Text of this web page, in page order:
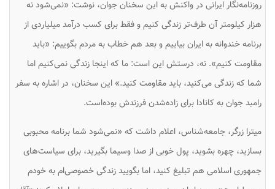
روزنامه‌نگار ایرانی در واکنش به این سخنان جوان، نوشت: «نمی‌شود نه
هزار کیلومتر آن طرف‌تر زندگی کنیم و فقط برای کسب درآمد میلیاردی از
برنامه خندوانه به ایران بیاییم و بعد هم خطاب به مردم بگوییم: «باید
مقاومت کنیم». نه، درستش این است: ما که اینجا زندگی نمی‌کنیم اما
شما که زندگی می‌کنید، باید مقاومت کنید.» این سخنان، در اشاره به سفر
رامبد جوان به کانادا برای زاده‌شدن فرزندش بوده‌است.
میترا زرگر، جامعه‌شناس، اعلام داشت که «نمی‌شود شما برنامه محبوبی
بسازید، چهره بشوید، پول خوبی از صدا وسیما بگیرید، برای سیاست‌های
جمهوری اسلامی هم تبلیغ کنید، اما بگویید زندگی خصوصی‌ام به خودم